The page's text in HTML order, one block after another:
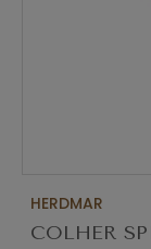
HERDMAR
COLHER